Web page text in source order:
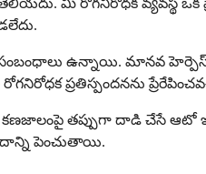
సంబంధాలు ఉన్నాయి. మానవ
ప్రతిస్పందనను
తప్పుగా దాడి చేసే ఆటో
పెంచుతాయి.